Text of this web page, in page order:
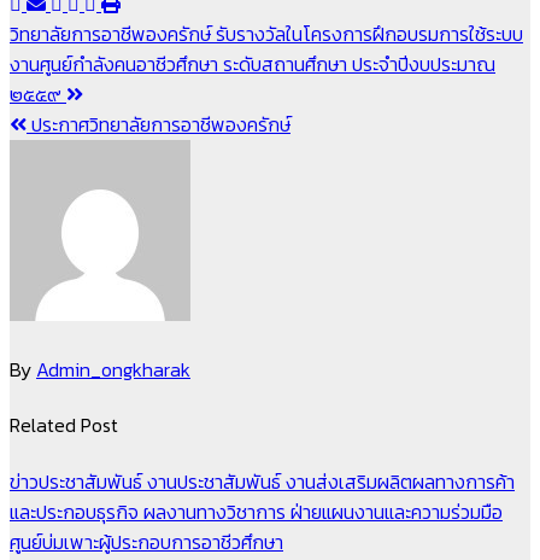
แนะแนว
เรื่อง
วิทยาลัยการอาชีพองครักษ์ รับรางวัลในโครงการฝึกอบรมการใช้ระบบ
งานศูนย์กำลังคนอาชีวศึกษา ระดับสถานศึกษา ประจำปีงบประมาณ
๒๕๕๙
ประกาศวิทยาลัยการอาชีพองครักษ์
By Admin_ongkharak
Related Post
ข่าวประชาสัมพันธ์งานประชาสัมพันธ์งานส่งเสริมผลิตผลทางการค้า
และประกอบธุรกิจ ผลงานทางวิชาการ ฝ่ายแผนงานและความร่วมมือ
ศูนย์บ่มเพาะผู้ประกอบการอาชีวศึกษา